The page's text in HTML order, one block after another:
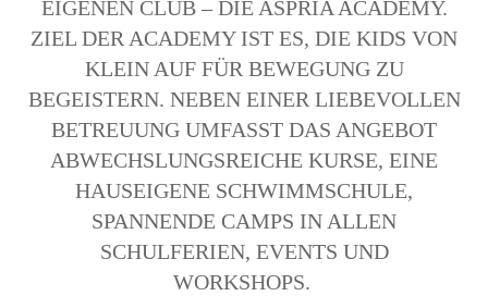
EIGENEN CLUB – DIE ASPRIA ACADEMY.
ZIEL DER ACADEMY IST ES, DIE KIDS VON
KLEIN AUF FÜR BEWEGUNG ZU
BEGEISTERN. NEBEN EINER LIEBEVOLLEN
BETREUUNG UMFASST DAS ANGEBOT
ABWECHSLUNGSREICHE KURSE, EINE
HAUSEIGENE SCHWIMMSCHULE,
SPANNENDE CAMPS IN ALLEN
SCHULFERIEN, EVENTS UND
WORKSHOPS.